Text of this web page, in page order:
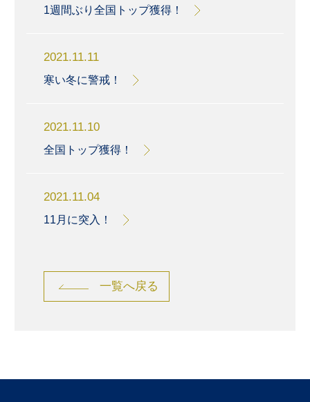
1週間ぶり全国トップ獲得！
2021.11.11
寒い冬に警戒！
2021.11.10
全国トップ獲得！
2021.11.04
11月に突入！
一覧へ戻る